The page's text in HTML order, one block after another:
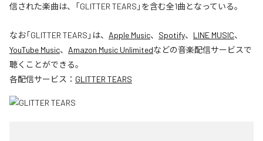
信された楽曲は、「GLITTER TEARS」を含む全1曲となっている。
なお「GLITTER TEARS 」は、 Apple Music、 Spotify、 LINE MUSIC、
YouTube Music、 Amazon Music Unlimitedなどの音楽配信サービスで
聴くことができる。
各配信サービス： GLITTER TEARS